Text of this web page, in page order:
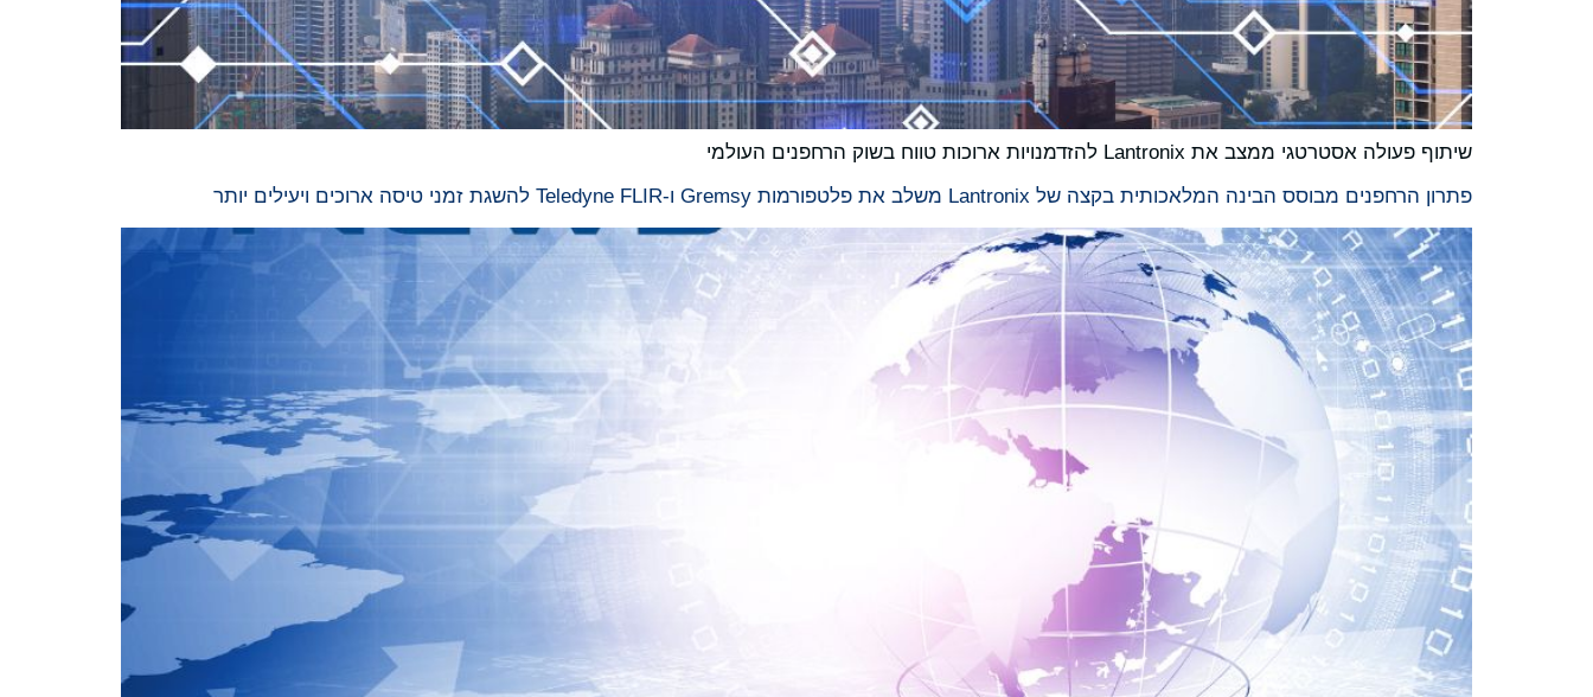
שיתוף פעולה אסטרטגי ממצב את Lantronix להזדמנויות ארוכות טווח בשוק הרחפנים העולמי
פתרון הרחפנים מבוסס הבינה המלאכותית בקצה של Lantronix משלב את פלטפורמות Gremsy ו-Teledyne FLIR להשגת זמני טיסה ארוכים ויעילים יותר